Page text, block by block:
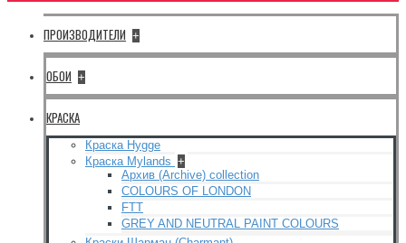
ПРОИЗВОДИТЕЛИ +
ОБОИ +
КРАСКА
Краска Hygge
Краска Mylands +
Архив (Archive) collection
COLOURS OF LONDON
FTT
GREY AND NEUTRAL PAINT COLOURS